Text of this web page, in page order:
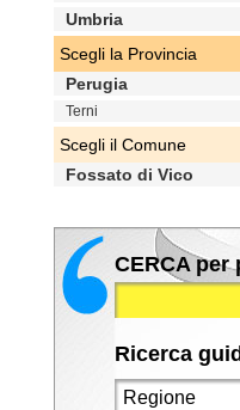
Umbria
Scegli la Provincia
Perugia
Terni
Scegli il Comune
Fossato di Vico
CERCA per
Ricerca